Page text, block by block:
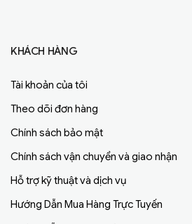
KHÁCH HÀNG
Tài khoản của tôi
Theo dõi đơn hàng
Chính sách bảo mật
Chính sách vận chuyển và giao nhận
Hỗ trợ kỹ thuật và dịch vụ
Hướng Dẫn Mua Hàng Trực Tuyến